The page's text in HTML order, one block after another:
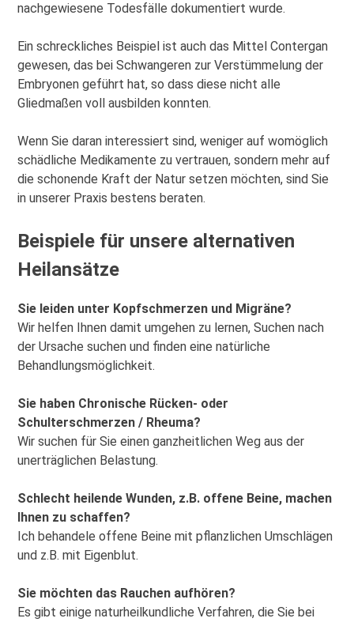
nachgewiesene Todesfälle dokumentiert wurde.
Ein schreckliches Beispiel ist auch das Mittel Contergan
gewesen, das bei Schwangeren zur Verstümmelung der
Embryonen geführt hat, so dass diese nicht alle
Gliedmaßen voll ausbilden konnten.
Wenn Sie daran interessiert sind, weniger auf womöglich
schädliche Medikamente zu vertrauen, sondern mehr auf
die schonende Kraft der Natur setzen möchten, sind Sie
in unserer Praxis bestens beraten.
Beispiele für unsere alternativen
Heilansätze
Sie leiden unter Kopfschmerzen und Migräne?
Wir helfen Ihnen damit umgehen zu lernen, Suchen nach
der Ursache suchen und finden eine natürliche
Behandlungsmöglichkeit.
Sie haben Chronische Rücken- oder
Schulterschmerzen / Rheuma?
Wir suchen für Sie einen ganzheitlichen Weg aus der
unerträglichen Belastung.
Schlecht heilende Wunden, z.B. offene Beine, machen
Ihnen zu schaffen?
Ich behandele offene Beine mit pflanzlichen Umschlägen
und z.B. mit Eigenblut.
Sie möchten das Rauchen aufhören?
Es gibt einige naturheilkundliche Verfahren, die Sie bei